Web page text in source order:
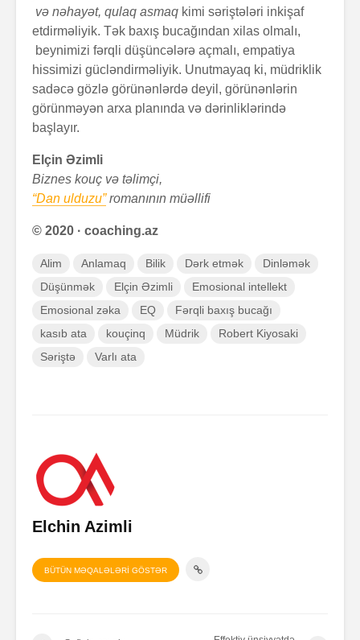
və nəhayət, qulaq asmaq kimi səriştələri inkişaf
etdirməliyik. Tək baxış bucağından xilas olmalı,
beynimizi fərqli düşüncələrə açmalı, empatiya
hissimizi gücləndirməliyik. Unutmayaq ki, müdriklik
sadəcə gözlə görünənlərdə deyil, görünənlərin
görünməyən arxa planında və dərinliklərində
başlayır.
Elçin Əzimli
Biznes kouç və təlimçi,
“Dan ulduzu”romanının müəllifi
© 2020 · coaching.az
Alim Anlamaq Bilik Dərk etmək
Dinləmək
Düşünmək
Elçin Əzimli
Emosional intellekt
Emosional zəka
EQ
Fərqli baxış bucağı
kasıb ata
kouçinq Müdrik
Robert Kiyosaki
Səriştə
Varlı ata
Elchin Azimli
BÜTÜN MƏQALƏLƏRİ GÖSTƏR